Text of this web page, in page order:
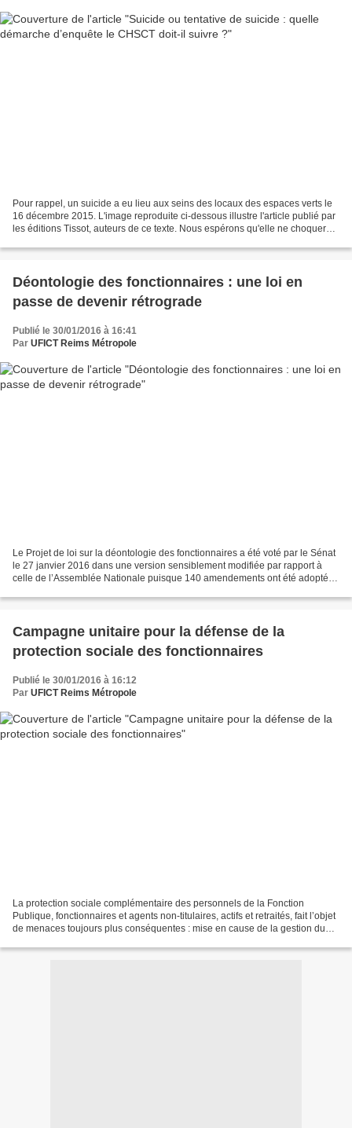
Pour rappel, un suicide a eu lieu aux seins des locaux des espaces verts le
16 décembre 2015. L'image reproduite ci-dessous illustre l'article publié par
les éditions Tissot, auteurs de ce texte. Nous espérons qu'elle ne choquera
Déontologie des fonctionnaires : une loi en
passe de devenir rétrograde
Publié le 30/01/2016 à 16:41
Par UFICT Reims Métropole
Le Projet de loi sur la déontologie des fonctionnaires a été voté par le Sénat
le 27 janvier 2016 dans une version sensiblement modifiée par rapport à
celle de l’Assemblée Nationale puisque 140 amendements ont été adoptés
Campagne unitaire pour la défense de la
protection sociale des fonctionnaires
Publié le 30/01/2016 à 16:12
Par UFICT Reims Métropole
La protection sociale complémentaire des personnels de la Fonction
Publique, fonctionnaires et agents non-titulaires, actifs et retraités, fait l’objet
de menaces toujours plus conséquentes : mise en cause de la gestion du